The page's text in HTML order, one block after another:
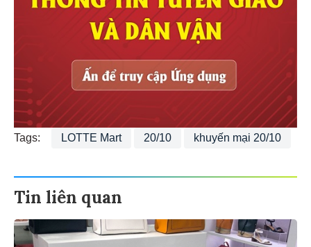
Tags: LOTTE Mart 20/10 khuyến mại 20/10
Tin liên quan